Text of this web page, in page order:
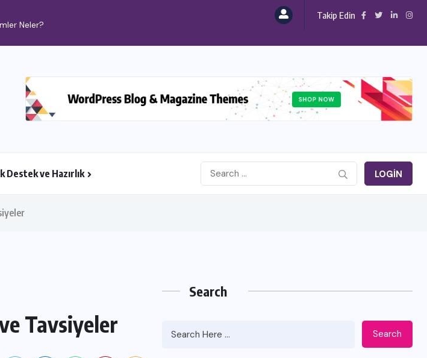
Neler?
Takip Edin
Destek ve Hazırlık LOGIN
Tavsiyeler
Search
Search